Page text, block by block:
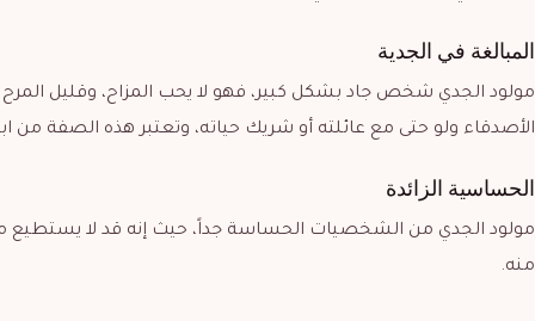
المبالغة في الجدية
مولود الجدي شخص جاد بشكل كبير، فهو لا يحب المزاح، وقليل
الأصدقاء ولو حتى مع عائلته أو شريك حياته، وتعتبر هذه الصفة من
الحساسية الزائدة
مولود الجدي من الشخصيات الحساسة جداً، حيث إنه قد لا
منه.